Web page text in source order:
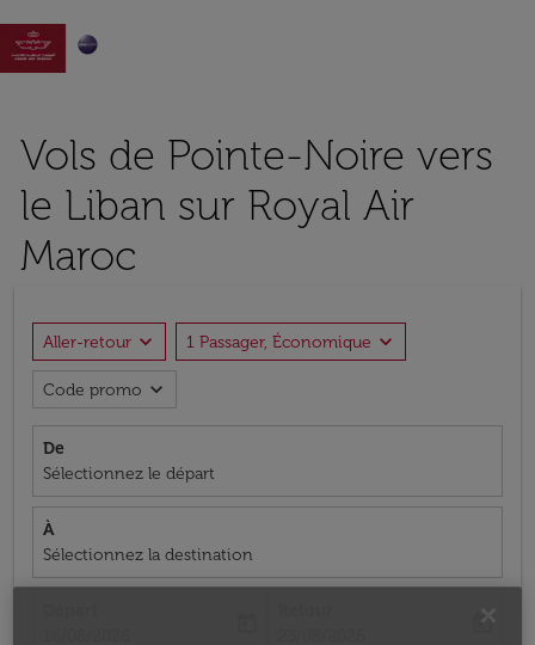

Vols de Pointe-Noire vers
le Liban sur Royal Air
Maroc
Aller-retour expand_more 1 Passager, Économique expand_more
Code promo expand_more
De
Sélectionnez le départ
À
Sélectionnez la destination
today